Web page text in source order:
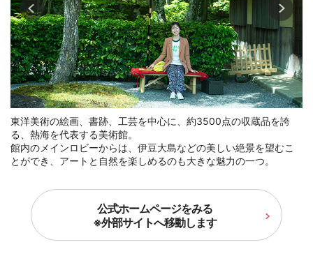
東洋美術の絵画、書跡、工芸を中心に、約3500点の収蔵品を誇
る、熱海を代表する美術館。
館内のメインロビーからは、伊豆大島などの美しい絶景を望むこ
とができ、アートと自然を楽しめるのも大きな魅力の一つ。
公式ホームページをみる
※外部サイトへ移動します